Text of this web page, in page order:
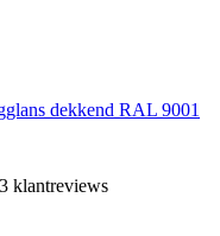
dekkend RAL 9001
klantreviews